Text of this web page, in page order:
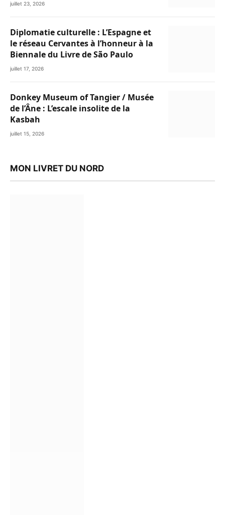
juillet 23, 2026
Diplomatie culturelle : L’Espagne et
le réseau Cervantes à l’honneur à la
Biennale du Livre de São Paulo
juillet 17, 2026
Donkey Museum of Tangier / Musée
de l’Âne : L’escale insolite de la
Kasbah
juillet 15, 2026
MON LIVRET DU NORD